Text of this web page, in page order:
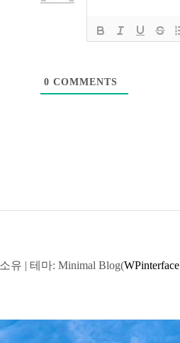
0 COMMENTS
유 | 테마: Minimal Blog(WPinterface